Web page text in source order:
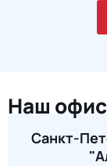
Наш
Санкт-